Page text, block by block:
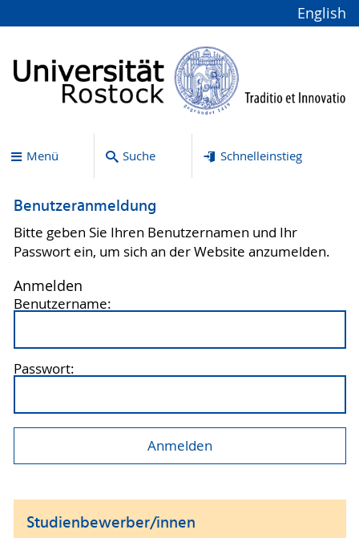
English
Menü Suche Schnelleinstieg
Benutzeranmeldung
Bitte geben Sie Ihren Benutzernamen und Ihr
Passwort ein, um sich an der Website anzumelden.
Anmelden
Benutzername:
Passwort:
Studienbewerber/innen